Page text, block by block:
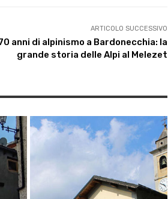
ARTICOLO SUCCESSIVO
anni di alpinismo a Bardonecchia: la
grande storia delle Alpi al Melezet